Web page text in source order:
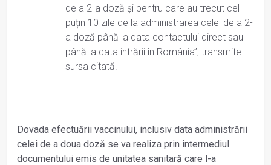
de a 2-a doză și pentru care au trecut cel
puțin 10 zile de la administrarea celei de a 2-
a doză până la data contactului direct sau
până la data intrării în România”, transmite
sursa citată.
Dovada efectuării vaccinului, inclusiv data administrării
celei de a doua doză se va realiza prin intermediul
documentului emis de unitatea sanitară care l-a